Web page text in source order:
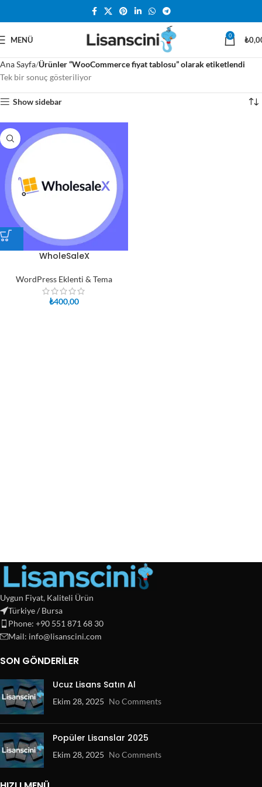
MENÜ 0 ₺
Ana Sayfa Ürünler “WooCommerce fiyat tablosu” olarak etiketlendi
Tek bir sonuç gösteriliyor
Show sidebar
WholeSaleX
WordPress Eklenti & Tema
₺400,00
Uygun Fiyat, Kaliteli Ürün
Türkiye / Bursa
Phone: +90 551 871 68 30
Mail: info@lisanscini.com
SON GÖNDERILER
Ucuz Lisans Satın Al
Ekim 28, 2025 No Comments
Popüler Lisanslar 2025
Ekim 28, 2025 No Comments